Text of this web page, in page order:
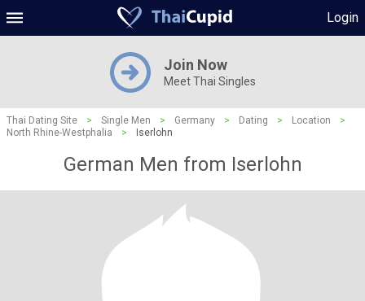
Login
Join Now
Meet Thai Singles
Thai Dating Site > Single Men > Germany > Dating > Location
>
North Rhine-Westphalia
> Iserlohn
German Men from Iserlohn